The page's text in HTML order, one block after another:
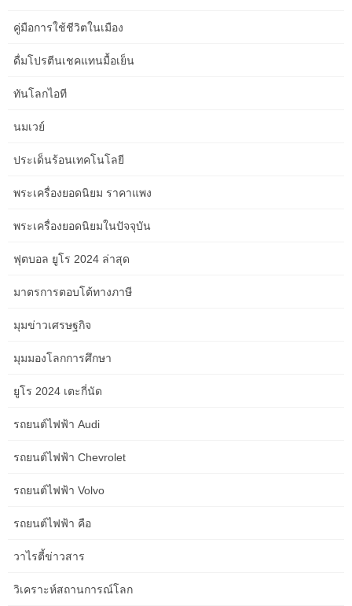
2566 ถึง 2576 และมีส่วนสำคัญในการเติบโตของการขาดดุลทั้งหมด
0.four เปอร์เซ็นต์ของ GDP ในช่วงเวลานั้น หนี้สาธารณะคาดว่าจะ
ภายในปี 2576 ซึ่งจะเป็นระดับสูงสุดที่เคยบันทึกไว้ หนี้จะยังคงเพิ่มขึ้น
ต่อไปหลังจากปี 2576 หากกฎหมายปัจจุบันโดยทั่วไปยังคงไม่
เกิดความไม่แน่นอนเกี่ยวกับต้นทุนทางเศรษฐกิจจากการขาดดุล
และต่างประเทศ การเติบโตที่ช้าลงของผลผลิตรวม และการมีส่วนร่วม
ช่วงหลายทศวรรษที่ผ่านมา ความไม่แน่นอนยังคงมีอยู่มากเกี่ยวกับ
นอกจากนี้ ขอบเขตและช่วงเวลาของแรงกดดันที่เพิ่มขึ้นต่ออัตรา
แน่นอนอย่างมาก ในรายงานนี้ สำนักงานงบประมาณรัฐสภาอธิบายถึง
การคาดการณ์งบประมาณของรัฐบาลกลางและเศรษฐกิจสหรัฐฯ ภาย
ใต้กฎหมายปัจจุบันสำหรับปีนี้และทศวรรษต่อๆ ไป การขาดดุลคาดว่า
จะมีมูลค่ารวม 1.4 ล้านล้านดอลลาร์ในปี 2566 การขาดดุลประจำปี
เติบโตทางเศรษฐกิจจะซบเซาและอัตราเงินเฟ้อจะชะลอตัวในปี 2566
จากนั้น ในการคาดการณ์ของ CBO ผลผลิตจะเติบโตในอัตราที่
ระยะยาวของธนาคารกลางสหรัฐ เป้าหมาย 2 เปอร์เซ็นต์ ภาษีเงินได้
ภาษีเงินได้บุคคลธรรมดาในปี 2023 ได้มากขึ้น thirteen พันล้าน
ดอลลาร์ (หรือ 1 เปอร์เซ็นต์) แต่ลดการคาดการณ์รายรับดังกล่าวของ
ดอลลาร์ (หรือ 1 เปอร์เซ็นต์) CBO เพิ่มประมาณการการรับภาษีเงินได้
คู่มือการใช้ชีวิตในเมือง
ดื่มโปรตีนเชคแทนมื้อเย็น
ทันโลกไอที
นมเวย์
ประเด็นร้อนเทคโนโลยี
พระเครื่องยอดนิยม ราคาแพง
พระเครื่องยอดนิยมในปัจจุบัน
ฟุตบอล ยูโร 2024 ล่าสุด
มาตรการตอบโต้ทางภาษี
มุมข่าวเศรษฐกิจ
มุมมองโลกการศึกษา
ยูโร 2024 เตะกี่นัด
รถยนต์ไฟฟ้า Audi
รถยนต์ไฟฟ้า Chevrolet
รถยนต์ไฟฟ้า Volvo
รถยนต์ไฟฟ้า คือ
วาไรตี้ข่าวสาร
วิเคราะห์สถานการณ์โลก